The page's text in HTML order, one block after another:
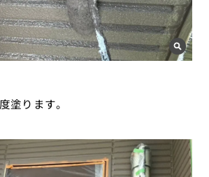
塗ります。